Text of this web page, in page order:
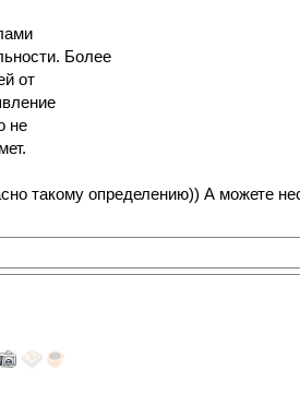
Более
от
не
такому определению)) А можете